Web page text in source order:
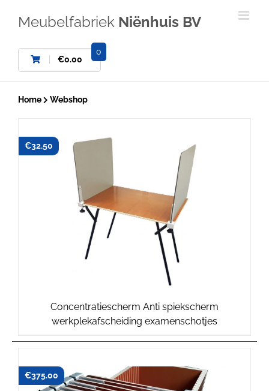
Meubelfabriek Niënhuis BV
€0.00
0
Home Webshop
Concentratiescherm Anti spiekscherm
werkplekafscheiding examenschotjes
€32.50
€375.00